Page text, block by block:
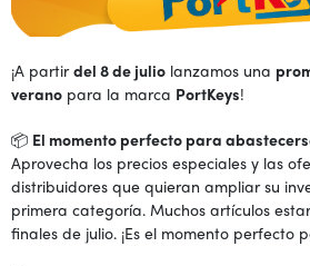
¡A partirdel 8 de julio lanzamos una
verano para la marca PortKeys!
📦 El momento perfecto para
Aprovecha los precios especiales y las
distribuidores que quieran ampliar su
primera categoría. Muchos artículos
finales de julio. ¡Es el momento perfecto